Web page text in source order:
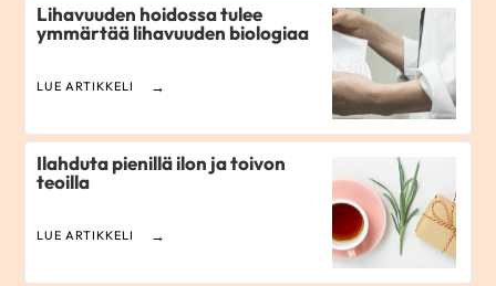
Lihavuuden hoidossa tulee
ymmärtää lihavuuden biologiaa
LUE ARTIKKELI
Ilahduta pienillä ilon ja toivon
teoilla
LUE ARTIKKELI